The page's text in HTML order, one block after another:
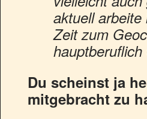
aktuell
Zeit zum
Du scheinst ja
mitgebracht zu